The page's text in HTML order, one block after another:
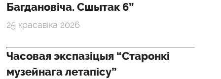
Багдановіча. Сшытак 6”
25 красавіка 2026
Часовая экспазіцыя “Старонкі
музейнага летапісу”